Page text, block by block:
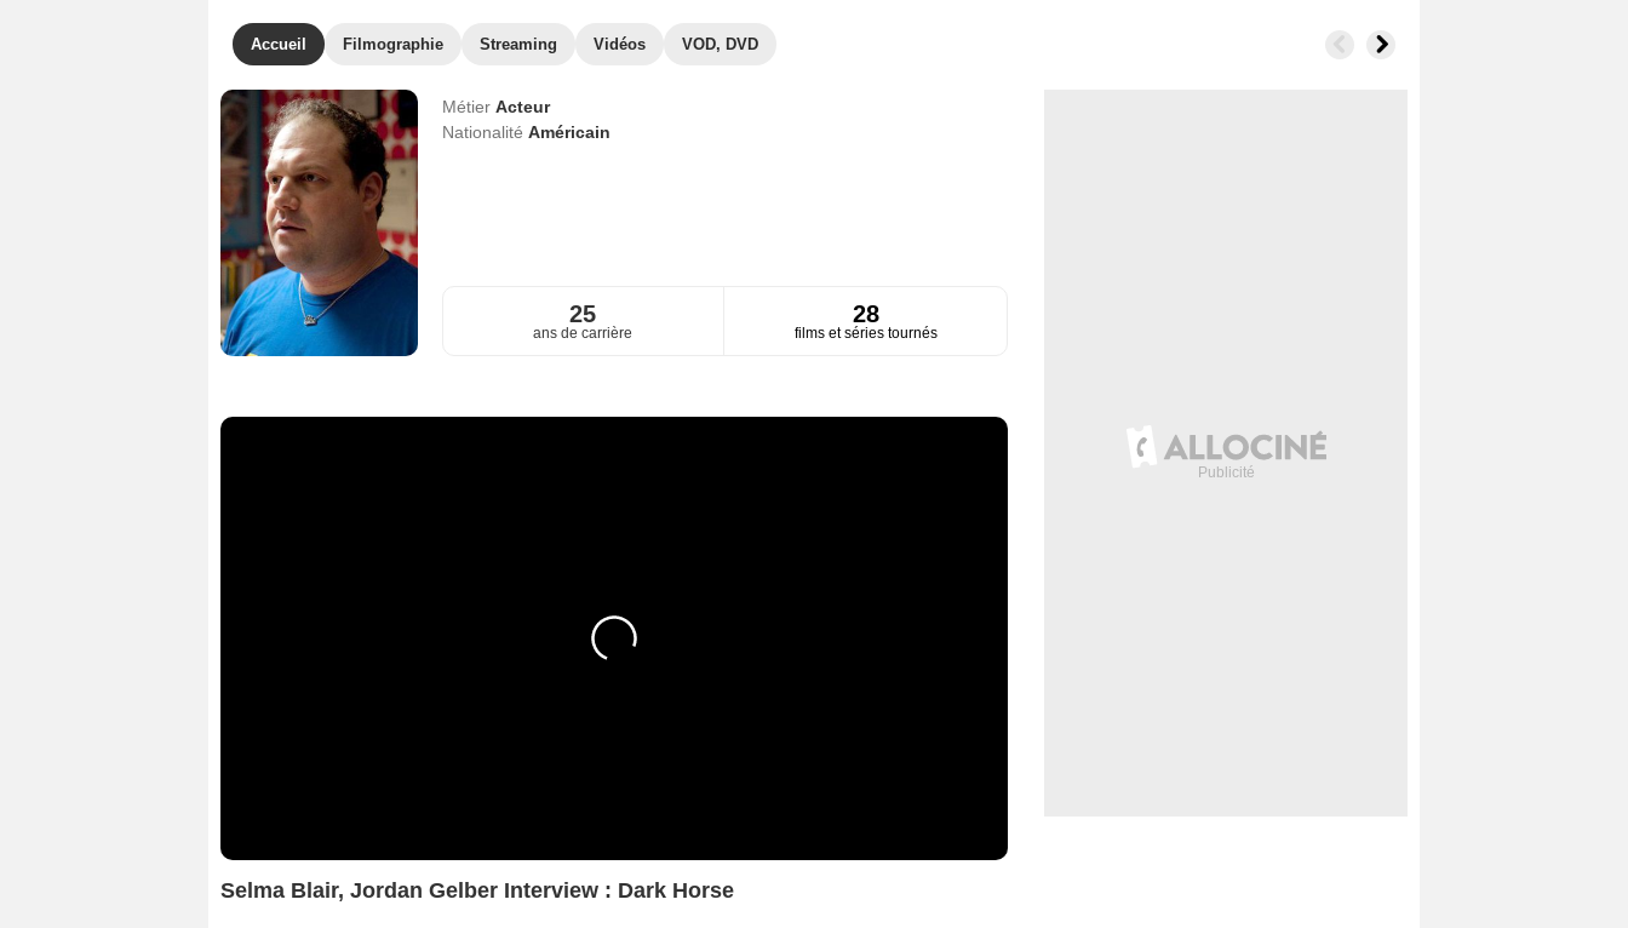
Accueil Filmographie Streaming Vidéos VOD, DVD
Métier Acteur
Nationalité Américain
25
ans de carrière
28
films et séries tournés
Selma Blair, Jordan Gelber Interview : Dark Horse